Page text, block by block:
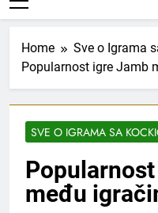
Home
Sve o Igrama
Popularnost igre Jamb
SVE O IGRAMA SA
među